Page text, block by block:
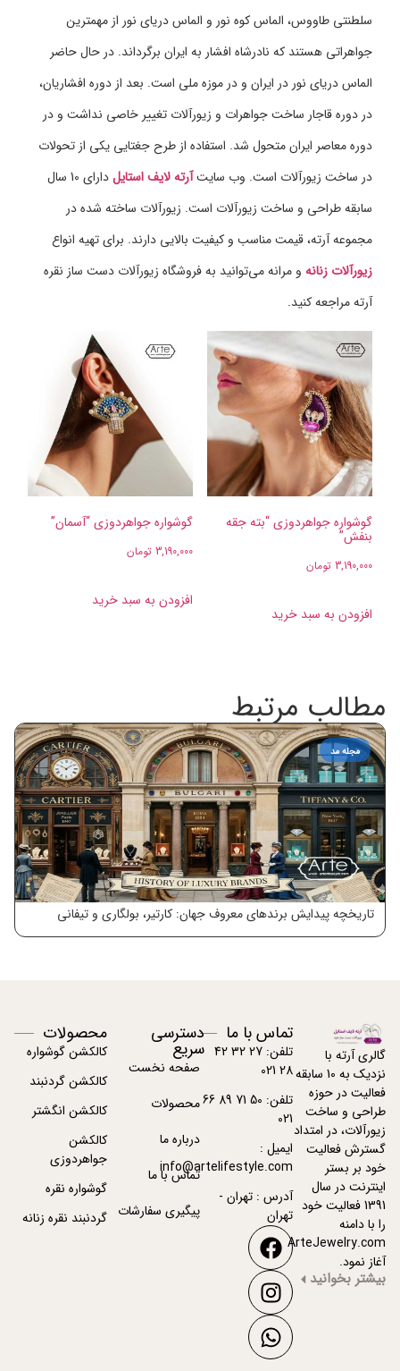
سلطنتی طاووس، الماس کوه نور و الماس دریای نور از مهمترین
جواهراتی هستند که نادرشاه افشار به ایران برگرداند. در حال حاضر
الماس دریای نور در ایران و در موزه ملی است. بعد از دوره افشاریان،
در دوره قاجار ساخت جواهرات و زیورآلات تغییر خاصی نداشت و در
دوره معاصر ایران متحول شد. استفاده از طرح جغتایی یکی از تحولات
در ساخت زیورآلات است. وب سایتآرته لایف استایل
دارای 10 سال
سابقه طراحی و ساخت زیورآلات است. زیورآلات ساخته شده در
مجموعه آرته، قیمت مناسب و کیفیت بالایی دارند. برای تهیه انواع
زیورآلات زنانه و مرانه می‌توانید به فروشگاه زیورآلات دست ساز نقره
آرته مراجعه کنید.
گوشواره جواهردوزی “بته جقه
بنفش”
3,190,000 تومان
افزودن به سبد خرید
گوشواره جواهردوزی “آسمان”
3,190,000 تومان
افزودن به سبد خرید
مطالب مرتبط
مجله مد
تاریخچه پیدایش برندهای معروف جهان: کارتیر، بولگاری و تیفانی
گالری آرته با
نزدیک به 10 سابقه
فعالیت در حوزه
طراحی و ساخت
زیورآلات، در امتداد
گسترش فعالیت
خود بر بستر
اینترنت در سال
1391 فعالیت خود
را با دامنه
ArteJewelry.com
آغاز نمود.
بیشتر بخوانید
تماس با ما
تلفن: 27 32 42
28 021
تلفن: 50 71 89 66
021
ایمیل :
info@artelifestyle.com
آدرس : تهران -
تهران
دسترسی
سریع
صفحه نخست
محصولات
درباره ما
تماس با ما
پیگیری سفارشات
محصولات
کالکشن گوشواره
کالکشن گردنبند
کالکشن انگشتر
کالکشن
جواهردوزی
گوشواره نقره
گردنبند نقره زنانه